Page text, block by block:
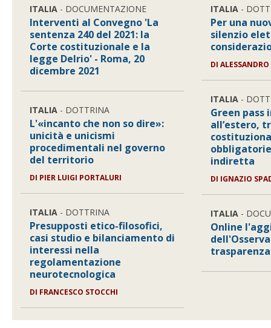
ITALIA - DOCUMENTAZIONE
Interventi al Convegno 'La
sentenza 240 del 2021: la
Corte costituzionale e la
legge Delrio' - Roma, 20
dicembre 2021
ITALIA - DOTTRINA
L'«incanto che non so dire»:
unicità e unicismi
procedimentali nel governo
del territorio
DI PIER LUIGI PORTALURI
ITALIA - DOTTRINA
Presupposti etico-filosofici,
casi studio e bilanciamento di
interessi nella
regolamentazione
neurotecnologica
DI FRANCESCO STOCCHI
ITALIA -
Per una
silenzio
DI
ITALIA -
Green pass
all’estero,
indiretta
DI IGNAZIO
ITALIA -
Online
trasparenza